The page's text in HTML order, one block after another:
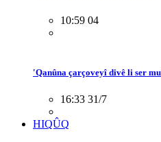
10:59 04
'Qanûna çarçoveyî divê li ser
16:33 31/7
HIQÛQ